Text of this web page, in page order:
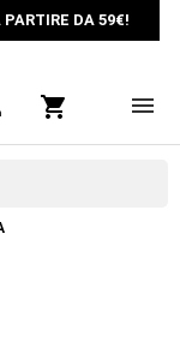
DA 59€!
shopping_cart